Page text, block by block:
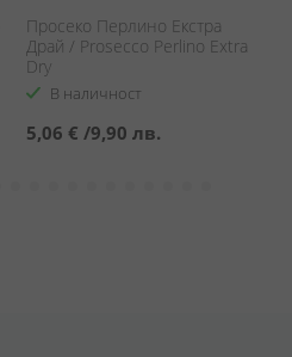
Просеко Перлино Екстра
Драй / Prosecco Perlino Extra
Dry
В наличност
5,06 € /9,90 лв.